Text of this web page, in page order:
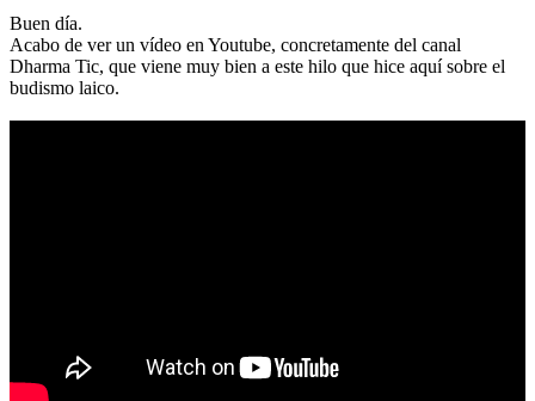
Buen día.
Acabo de ver un vídeo en Youtube, concretamente del canal
Dharma Tic, que viene muy bien a este hilo que hice aquí sobre el
budismo laico.